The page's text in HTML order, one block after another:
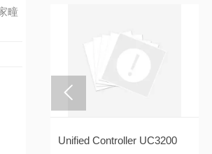
疃
Unified Controller UC3200
